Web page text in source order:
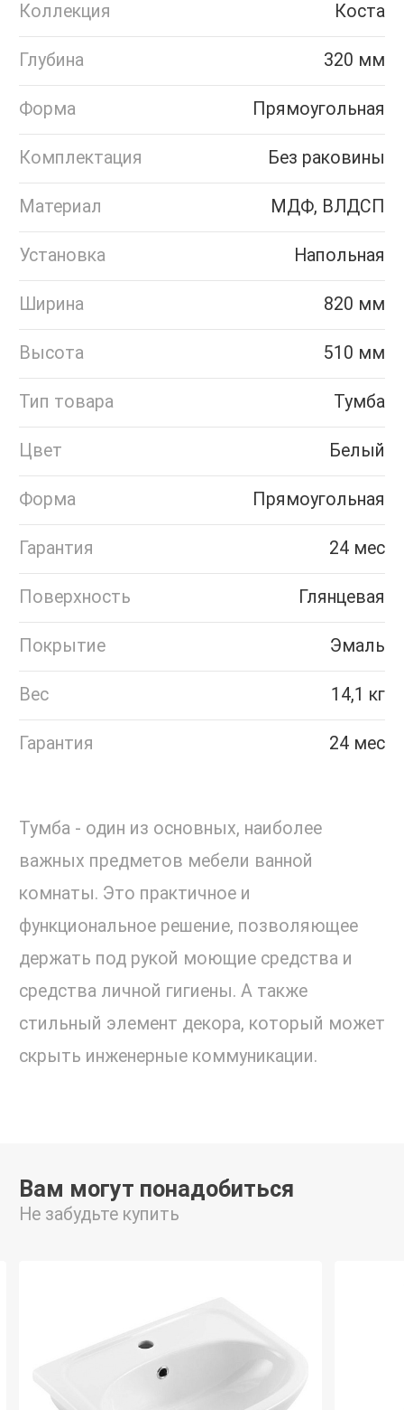
Коллекция Коста
Глубина 320 мм
Форма Прямоугольная
Комплектация Без раковины
Материал МДФ, ВЛДСП
Установка Напольная
Ширина 820 мм
Высота 510 мм
Тип товара Тумба
Цвет Белый
Форма Прямоугольная
Гарантия 24 мес
Поверхность Глянцевая
Покрытие Эмаль
Вес 14,1 кг
Гарантия 24 мес
Тумба - один из основных, наиболее
важных предметов мебели ванной
комнаты. Это практичное и
функциональное решение, позволяющее
держать под рукой моющие средства и
средства личной гигиены. А также
стильный элемент декора, который может
скрыть инженерные коммуникации.
Вам могут понадобиться
Не забудьте купить